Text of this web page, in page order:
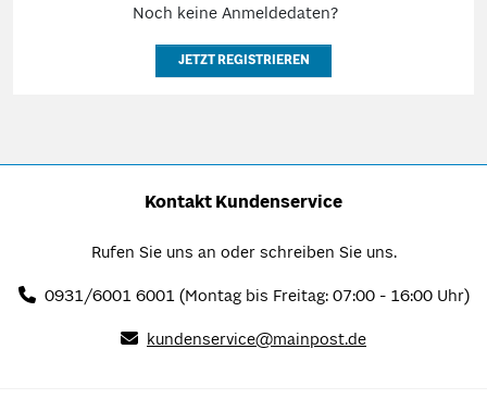
Noch keine Anmeldedaten?
JETZT REGISTRIEREN
Kontakt Kundenservice
Rufen Sie uns an oder schreiben Sie uns.
0931/6001 6001(Montag bis Freitag: 07:00 - 16:00 Uhr)
kundenservice@mainpost.de